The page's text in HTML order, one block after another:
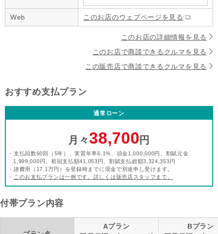
Web このお店のウェブページを見る
このお店の詳細情報を見る
このお店で商談できるクルマを見る
この販売店で商談できるクルマを見る
おすすめ支払プラン
通常ローン
月々38,700 円
・支払回数60回（5年）、実質年率6.1%、頭金1,000,000円、割賦元金
1,999,000円、初回支払額41,053円、割賦支払総額3,324,353円
・諸費用（17.1万円）を登録時までに現金で別途申し受けます。
・ このお支払プランは一例です。詳しくは販売店スタッフまで。
付帯プラン内容
Aプラン
Bプラン